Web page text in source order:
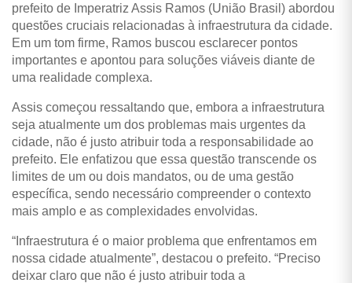
prefeito de Imperatriz Assis Ramos (União Brasil) abordou
questões cruciais relacionadas à infraestrutura da cidade.
Em um tom firme, Ramos buscou esclarecer pontos
importantes e apontou para soluções viáveis diante de
uma realidade complexa.
Assis começou ressaltando que, embora a infraestrutura
seja atualmente um dos problemas mais urgentes da
cidade, não é justo atribuir toda a responsabilidade ao
prefeito. Ele enfatizou que essa questão transcende os
limites de um ou dois mandatos, ou de uma gestão
específica, sendo necessário compreender o contexto
mais amplo e as complexidades envolvidas.
“Infraestrutura é o maior problema que enfrentamos em
nossa cidade atualmente”, destacou o prefeito. “Preciso
deixar claro que não é justo atribuir toda a